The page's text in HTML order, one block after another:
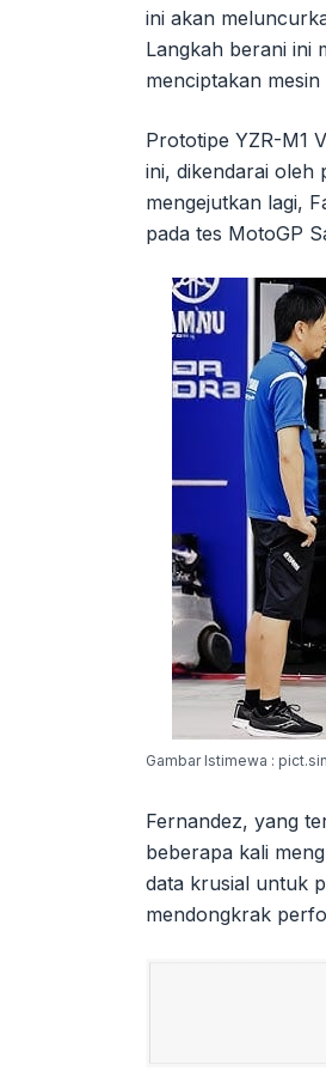
ini akan
Langkah berani ini
menciptakan
Prototipe YZR-M1
ini, dikendarai oleh
mengejutkan lagi,
pada tes MotoGP
Gambar Istimewa :
Fernandez, yang
beberapa kali
data krusial untuk
mendongkrak